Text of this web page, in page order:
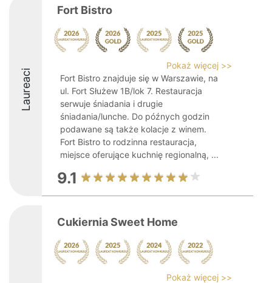
Laureaci
Fort Bistro
Pokaż więcej >>
Fort Bistro znajduje się w Warszawie, na
ul. Fort Służew 1B/lok 7. Restauracja
serwuje śniadania i drugie
śniadania/lunche. Do późnych godzin
podawane są także kolacje z winem.
Fort Bistro to rodzinna restauracja,
miejsce oferujące kuchnię regionalną, ...
9.1
Cukiernia Sweet Home
Pokaż więcej >>